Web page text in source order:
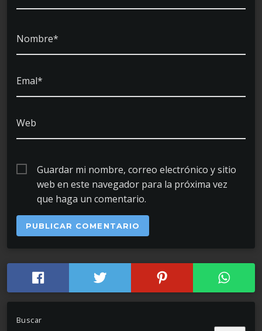
Nombre*
Emal*
Web
Guardar mi nombre, correo electrónico y sitio
web en este navegador para la próxima vez
que haga un comentario.
Buscar